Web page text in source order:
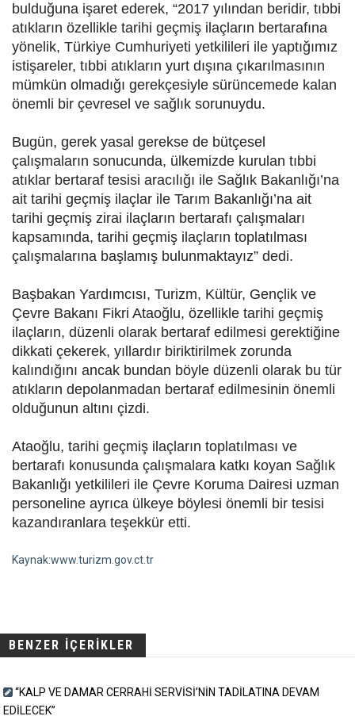
bulduğuna işaret ederek, “2017 yılından beridir, tıbbi
atıkların özellikle tarihi geçmiş ilaçların bertarafına
yönelik, Türkiye Cumhuriyeti yetkilileri ile yaptığımız
istişareler, tıbbi atıkların yurt dışına çıkarılmasının
mümkün olmadığı gerekçesiyle sürüncemede kalan
önemli bir çevresel ve sağlık sorunuydu.
Bugün, gerek yasal gerekse de bütçesel
çalışmaların sonucunda, ülkemizde kurulan tıbbi
atıklar bertaraf tesisi aracılığı ile Sağlık Bakanlığı’na
ait tarihi geçmiş ilaçlar ile Tarım Bakanlığı’na ait
tarihi geçmiş zirai ilaçların bertarafı çalışmaları
kapsamında, tarihi geçmiş ilaçların toplatılması
çalışmalarına başlamış bulunmaktayız” dedi.
Başbakan Yardımcısı, Turizm, Kültür, Gençlik ve
Çevre Bakanı Fikri Ataoğlu, özellikle tarihi geçmiş
ilaçların, düzenli olarak bertaraf edilmesi gerektiğine
dikkati çekerek, yıllardır biriktirilmek zorunda
kalındığını ancak bundan böyle düzenli olarak bu tür
atıkların depolanmadan bertaraf edilmesinin önemli
olduğunun altını çizdi.
Ataoğlu, tarihi geçmiş ilaçların toplatılması ve
bertarafı konusunda çalışmalara katkı koyan Sağlık
Bakanlığı yetkilileri ile Çevre Koruma Dairesi uzman
personeline ayrıca ülkeye böylesi önemli bir tesisi
kazandıranlara teşekkür etti.
Kaynak:www.turizm.gov.ct.tr
BENZER İÇERİKLER
“KALP VE DAMAR CERRAHİ SERVİSİ’NİN TADİLATINA DEVAM
EDİLECEK”